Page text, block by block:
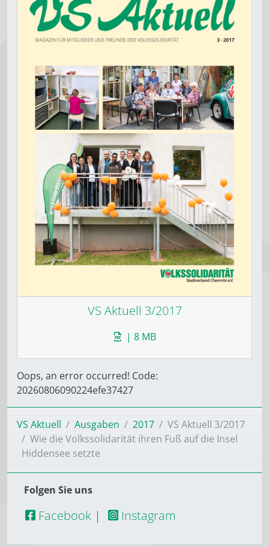
VS Aktuell 3/2017
| 8 MB
Oops, an error occurred! Code:
20260806090224efe37427
VS Aktuell Ausgaben 2017
VS Aktuell 3/2017
Wie die Volkssolidarität ihren Fuß auf die Insel
Hiddensee setzte
Folgen Sie uns
Facebook | Instagram